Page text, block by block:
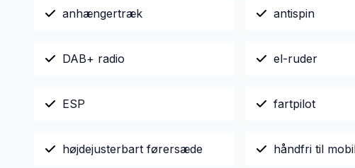
anhængertræk antispin
DAB+ radio el-ruder
ESP fartpilot
højdejusterbart førersæde håndfri til